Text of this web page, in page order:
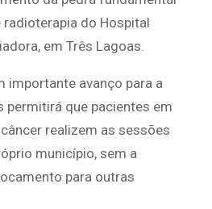
do Hospital
em Três Lagoas.
importante avanço para a
permitirá que pacientes em
realizem as sessões
município, sem a
para outras